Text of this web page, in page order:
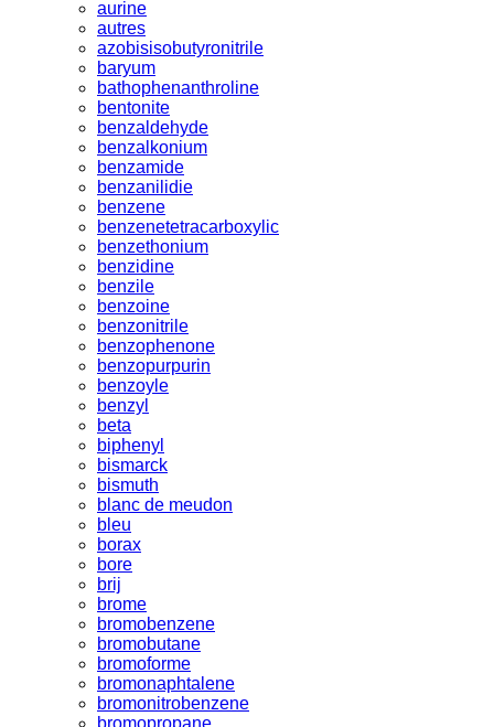
aurine
autres
azobisisobutyronitrile
baryum
bathophenanthroline
bentonite
benzaldehyde
benzalkonium
benzamide
benzanilidie
benzene
benzenetetracarboxylic
benzethonium
benzidine
benzile
benzoine
benzonitrile
benzophenone
benzopurpurin
benzoyle
benzyl
beta
biphenyl
bismarck
bismuth
blanc de meudon
bleu
borax
bore
brij
brome
bromobenzene
bromobutane
bromoforme
bromonaphtalene
bromonitrobenzene
bromopropane